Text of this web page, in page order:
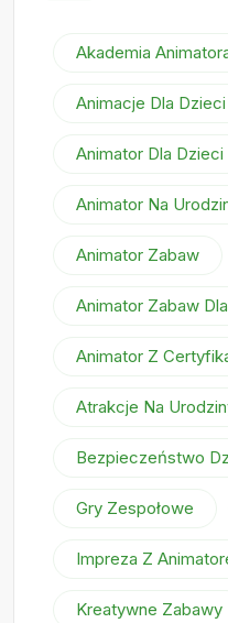
Akademia
Animacje Dla Dzieci
Animator Dla Dzieci
Animator Na
Animator Zabaw
Animator Zabaw
Animator Z
Atrakcje Na
Bezpieczeństwo
Gry Zespołowe
Impreza Z
Kreatywne Zabawy